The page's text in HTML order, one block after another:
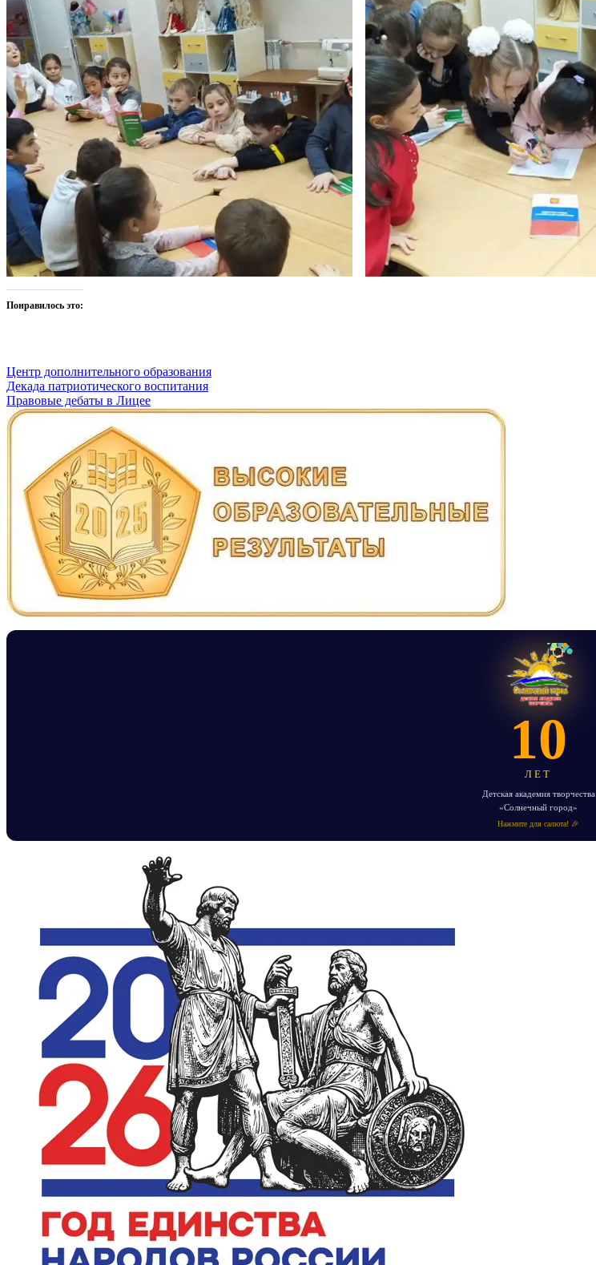
Понравилось это:
Центр дополнительного образования
Навигация
по
записям
Декада патриотического воспитания
Правовые дебаты в Лицее
10
ЛЕТ
Детская академия творчества
«Солнечный город»
Нажмите для салюта! 🎉